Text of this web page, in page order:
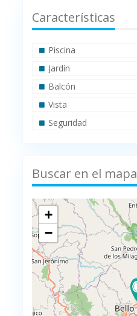
Características
Piscina
Jardín
Balcón
Vista
Seguridad
Buscar en el mapa
+
−